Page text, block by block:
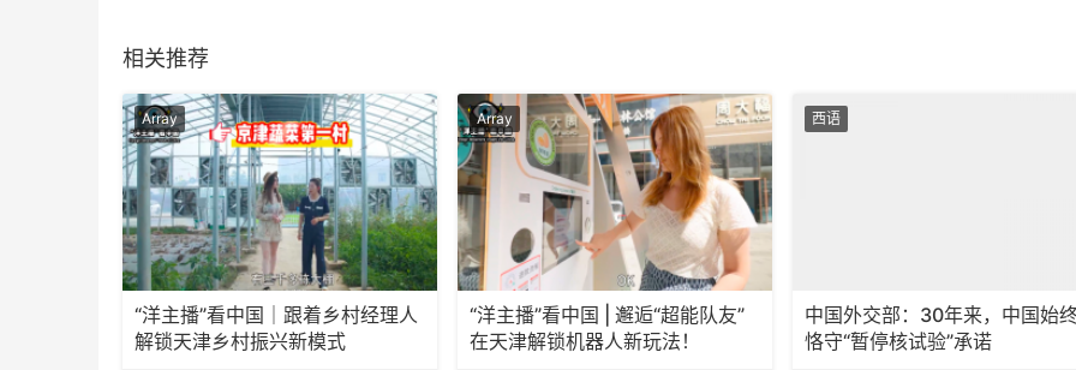
相关推荐
Array
“洋主播”看中国｜跟着乡村经理人
解锁天津乡村振兴新模式
Array
“洋主播”看中国 | 邂逅“超能队友”
在天津解锁机器人新玩法！
西语
中国外交部：30年来，中国始
恪守“暂停核试验”承诺